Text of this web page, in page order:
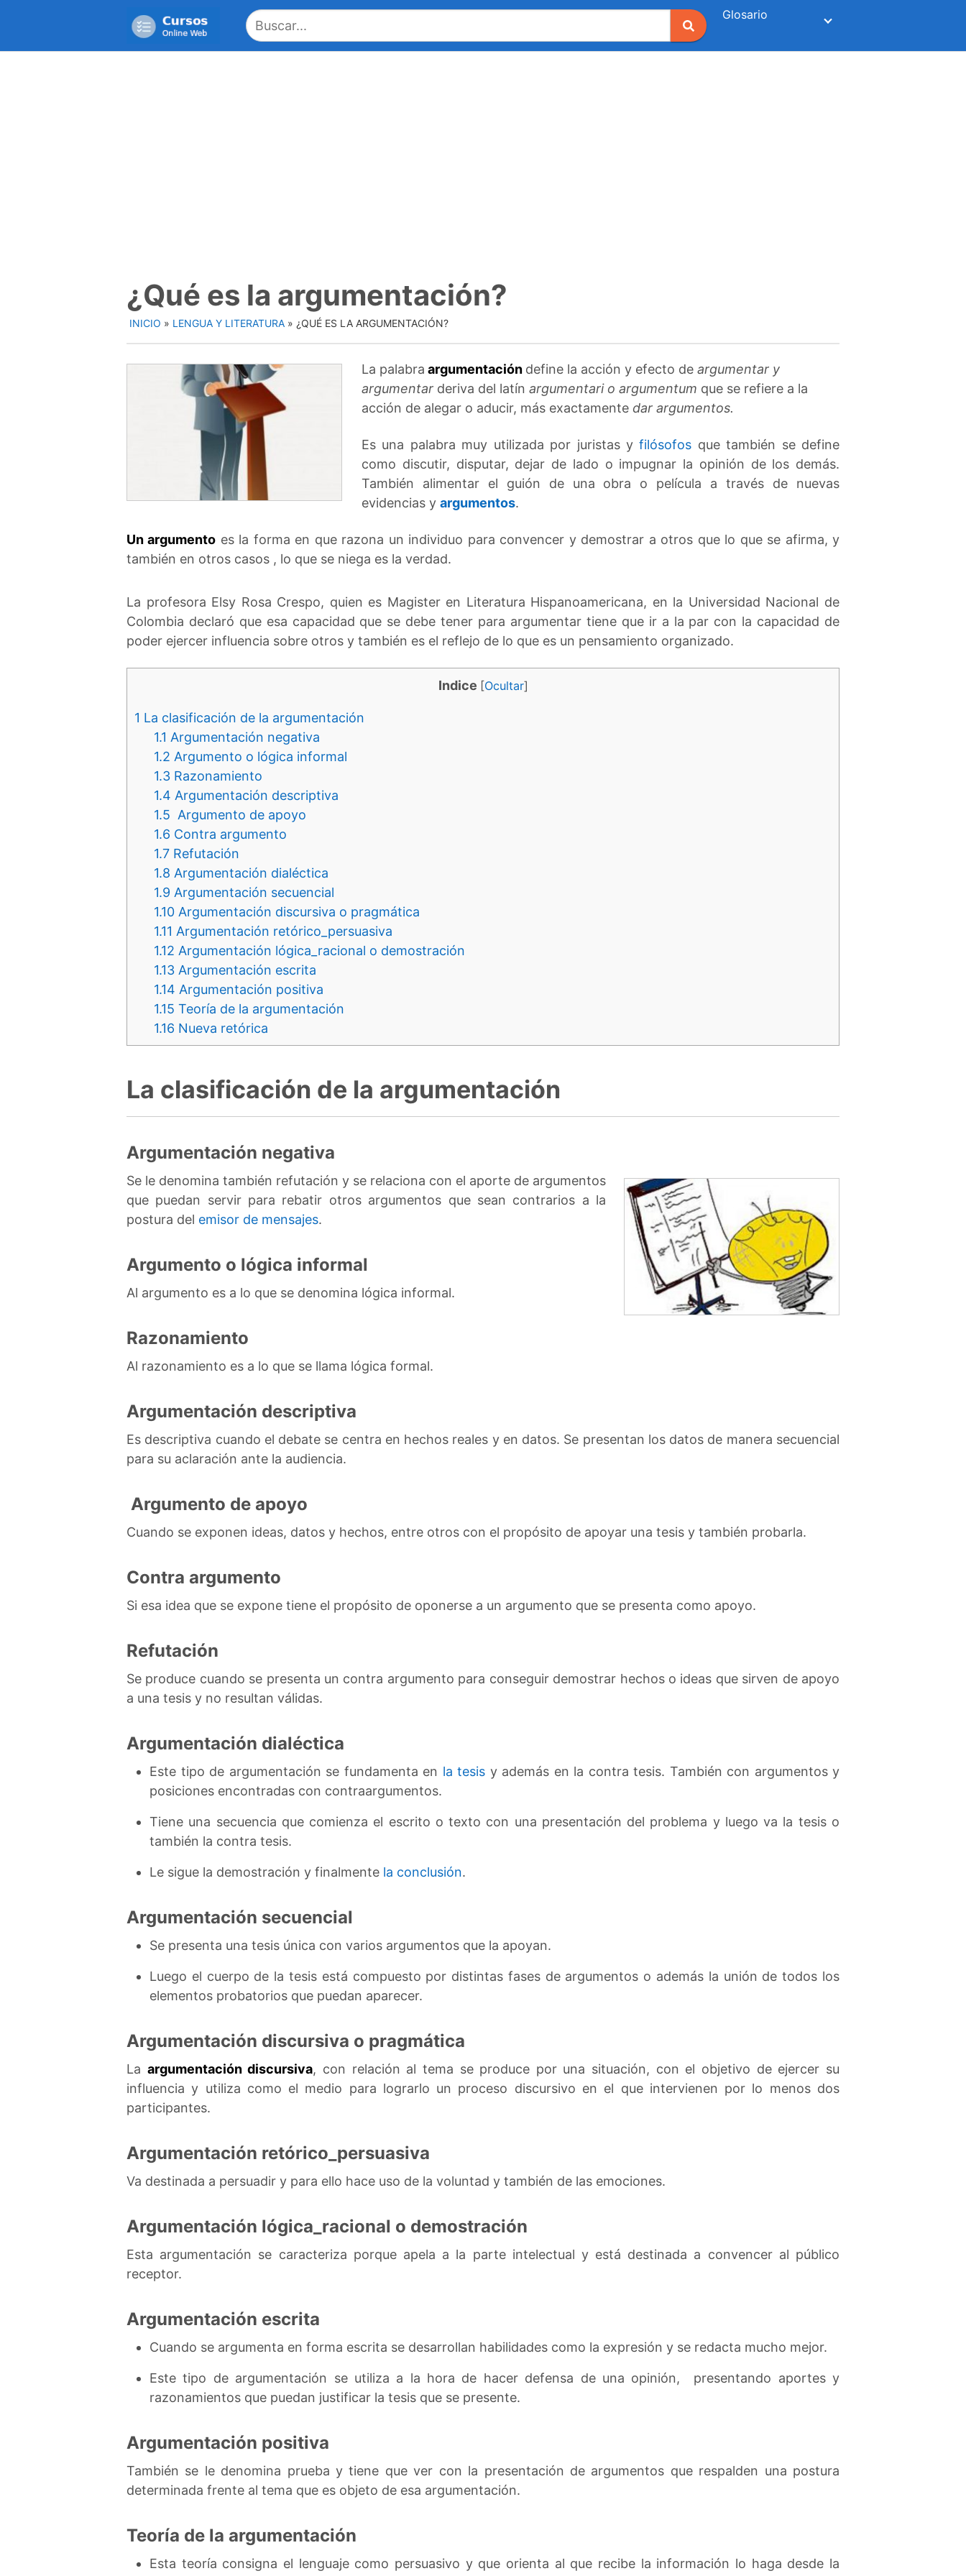
Glosario
¿Qué es la argumentación?
INICIO » LENGUA Y LITERATURA » ¿QUÉ ES LA ARGUMENTACIÓN?
La palabra argumentación define la acción y efecto de argumentar y
argumentar deriva del latín argumentari o argumentum que se refiere a la
acción de alegar o aducir, más exactamente dar argumentos.
Es una palabra muy utilizada por juristas yfilósofos que también se define
como discutir, disputar, dejar de lado o impugnar la opinión de los demás.
También alimentar el guión de una obra o película a través de nuevas
evidencias y argumentos.
Un argumento es la forma en que razona un individuo para convencer y demostrar a otros que lo que se afirma, y
también en otros casos , lo que se niega es la verdad.
La profesora Elsy Rosa Crespo, quien es Magister en Literatura Hispanoamericana, en la Universidad Nacional de
Colombia declaró que esa capacidad que se debe tener para argumentar tiene que ir a la par con la capacidad de
poder ejercer influencia sobre otros y también es el reflejo de lo que es un pensamiento organizado.
Indice [Ocultar]
1 La clasificación de la argumentación
1.1 Argumentación negativa
1.2 Argumento o lógica informal
1.3 Razonamiento
1.4 Argumentación descriptiva
1.5 Argumento de apoyo
1.6 Contra argumento
1.7 Refutación
1.8 Argumentación dialéctica
1.9 Argumentación secuencial
1.10 Argumentación discursiva o pragmática
1.11 Argumentación retórico_persuasiva
1.12 Argumentación lógica_racional o demostración
1.13 Argumentación escrita
1.14 Argumentación positiva
1.15 Teoría de la argumentación
1.16 Nueva retórica
La clasificación de la argumentación
Argumentación negativa
Se le denomina también refutación y se relaciona con el aporte de argumentos
que puedan servir para rebatir otros argumentos que sean contrarios a la
postura del emisor de mensajes.
Argumento o lógica informal
Al argumento es a lo que se denomina lógica informal.
Razonamiento
Al razonamiento es a lo que se llama lógica formal.
Argumentación descriptiva
Es descriptiva cuando el debate se centra en hechos reales y en datos. Se presentan los datos de manera secuencial
para su aclaración ante la audiencia.
Argumento de apoyo
Cuando se exponen ideas, datos y hechos, entre otros con el propósito de apoyar una tesis y también probarla.
Contra argumento
Si esa idea que se expone tiene el propósito de oponerse a un argumento que se presenta como apoyo.
Refutación
Se produce cuando se presenta un contra argumento para conseguir demostrar hechos o ideas que sirven de apoyo
a una tesis y no resultan válidas.
Argumentación dialéctica
Este tipo de argumentación se fundamenta en la tesis y además en la contra tesis. También con argumentos y
posiciones encontradas con contraargumentos.
Tiene una secuencia que comienza el escrito o texto con una presentación del problema y luego va la tesis o
también la contra tesis.
Le sigue la demostración y finalmente la conclusión.
Argumentación secuencial
Se presenta una tesis única con varios argumentos que la apoyan.
Luego el cuerpo de la tesis está compuesto por distintas fases de argumentos o además la unión de todos los
elementos probatorios que puedan aparecer.
Argumentación discursiva o pragmática
La argumentación discursiva, con relación al tema se produce por una situación, con el objetivo de ejercer su
influencia y utiliza como el medio para lograrlo un proceso discursivo en el que intervienen por lo menos dos
participantes.
Argumentación retórico_persuasiva
Va destinada a persuadir y para ello hace uso de la voluntad y también de las emociones.
Argumentación lógica_racional o demostración
Esta argumentación se caracteriza porque apela a la parte intelectual y está destinada a convencer al público
receptor.
Argumentación escrita
Cuando se argumenta en forma escrita se desarrollan habilidades como la expresión y se redacta mucho mejor.
Este tipo de argumentación se utiliza a la hora de hacer defensa de una opinión, presentando aportes y
razonamientos que puedan justificar la tesis que se presente.
Argumentación positiva
También se le denomina prueba y tiene que ver con la presentación de argumentos que respalden una postura
determinada frente al tema que es objeto de esa argumentación.
Teoría de la argumentación
Esta teoría consigna el lenguaje como persuasivo y que orienta al que recibe la información lo haga desde la